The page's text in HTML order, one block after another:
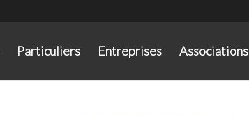
Particuliers Entreprises Associations